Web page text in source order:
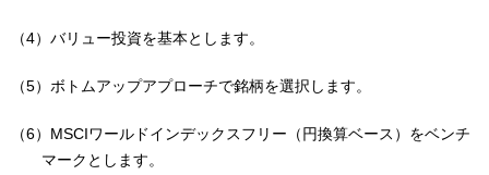
（4）バリュー投資を基本とします。
（5）ボトムアップアプローチで銘柄を選択します。
（6）MSCIワールドインデックスフリー（円換算ベース）をベンチ
マークとします。